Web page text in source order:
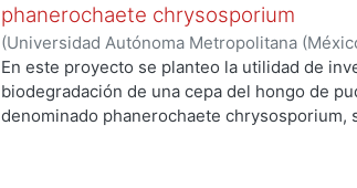
phanerochaete chrysosporium
(Universidad Autónoma Metropolitana
de Servicios de Información. ,2003-06 )Cruz
En este proyecto se planteo la utilidad de
biodegradación de una cepa del hongo de
denominado phanerochaete chrysosporium,